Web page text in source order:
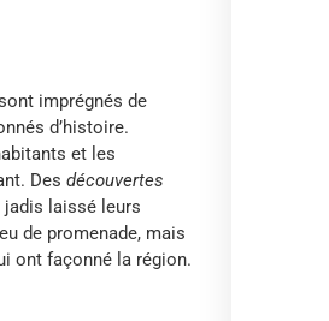
imprégnés de
d’histoire.
et les
Des découvertes
jadis laissé leurs
de promenade, mais
ont façonné la région.